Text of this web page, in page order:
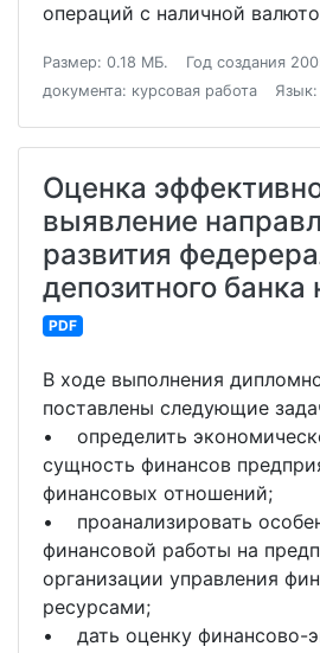
операций с наличной
Размер: 0.18 МБ. Год создания
документа: курсовая работа
Язык:
Оценка
выявление
развития
депозитного
PDF
В ходе выполнения
поставлены следующие
• определить
сущность финансов
финансовых отношений;
• проанализировать
финансовой работы на
организации управления
ресурсами;
• дать оценку финансово-